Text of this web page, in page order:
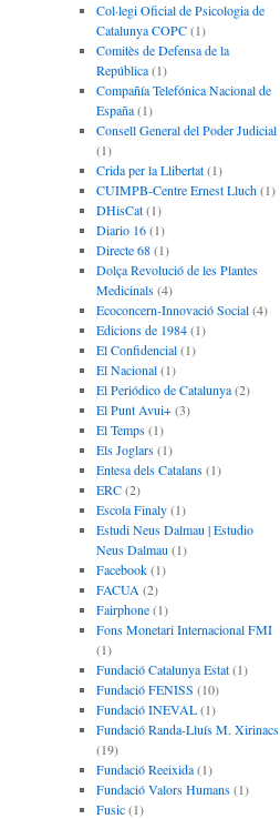
Col·legi Oficial de Psicologia de
Catalunya COPC(1)
Comitès de Defensa de la
República(1)
Compañía Telefónica Nacional de
España(1)
Consell General del Poder Judicial
(1)
Crida per la Llibertat(1)
CUIMPB-Centre Ernest Lluch(1)
DHisCat(1)
Diario 16(1)
Directe 68(1)
Dolça Revolució de les Plantes
Medicinals(4)
Ecoconcern-Innovació Social(4)
Edicions de 1984(1)
El Confidencial(1)
El Nacional(1)
El Periódico de Catalunya(2)
El Punt Avui+(3)
El Temps(1)
Els Joglars(1)
Entesa dels Catalans(1)
ERC(2)
Escola Finaly(1)
Estudi Neus Dalmau | Estudio
Neus Dalmau (1)
Facebook(1)
FACUA (2)
Fairphone(1)
Fons Monetari Internacional FMI
(1)
Fundació Catalunya Estat(1)
Fundació FENISS (10)
Fundació INEVAL(1)
Fundació Randa-Lluís M. Xirinacs
(19)
Fundació Reeixida(1)
Fundació Valors Humans(1)
Fusic(1)